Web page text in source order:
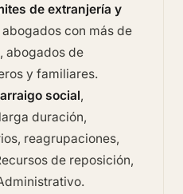
de extranjería y
con más de
, abogados de
y familiares.
arraigo social,
duración,
reagrupaciones,
de reposición,